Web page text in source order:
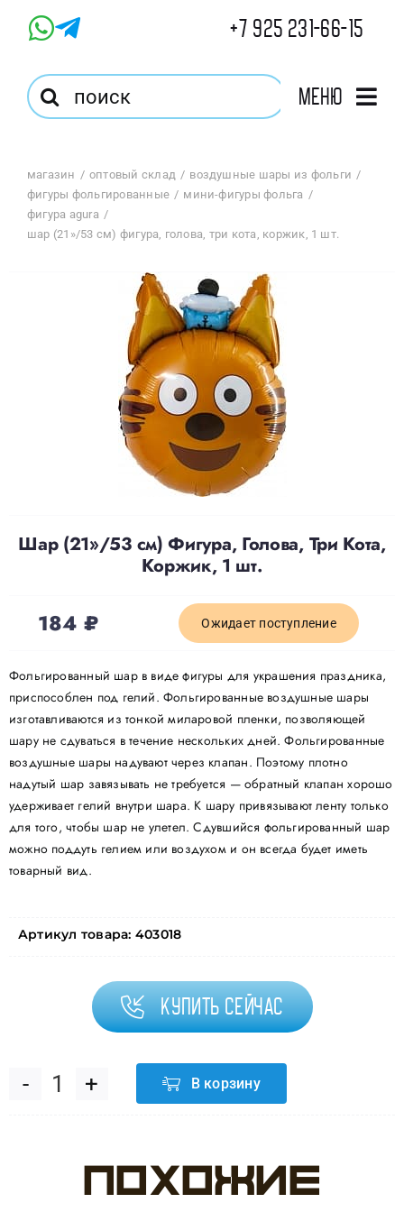
+7 925 231-66-15
Результат
поиска:
Меню
Магазин
Оптовый Магазин
Избранное
Контакты
Политика конфиденциальности
магазин оптовый склад
воздушные шары из фольги
фигуры фольгированные
мини-фигуры фольга
фигура agura
шар (21»/53 см) фигура, голова, три кота, коржик, 1 шт.
Шар (21»/53 см) Фигура, Голова, Три Кота,
Коржик, 1 шт.
184₽ Ожидает поступление
Фольгированный шар в виде фигуры для украшения праздника,
приспособлен под гелий. Фольгированные воздушные шары
изготавливаются из тонкой миларовой пленки, позволяющей
шару не сдуваться в течение нескольких дней. Фольгированные
воздушные шары надувают через клапан. Поэтому плотно
надутый шар завязывать не требуется — обратный клапан хорошо
удерживает гелий внутри шара. К шару привязывают ленту только
для того, чтобы шар не улетел. Сдувшийся фольгированный шар
можно поддуть гелием или воздухом и он всегда будет иметь
товарный вид.
Артикул товара: 403018
Купить сейчас
Количество
Шар
В корзину
Похожие